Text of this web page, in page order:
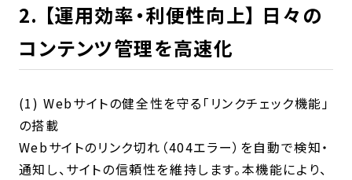
2. 【運用効率・利便性向上】 日々の
コンテンツ管理を高速化
(1) Webサイトの健全性を守る「リンクチェック機能」
の搭載
Webサイトのリンク切れ（404エラー）を自動で検知・
通知し、サイトの信頼性を維持します。本機能により、